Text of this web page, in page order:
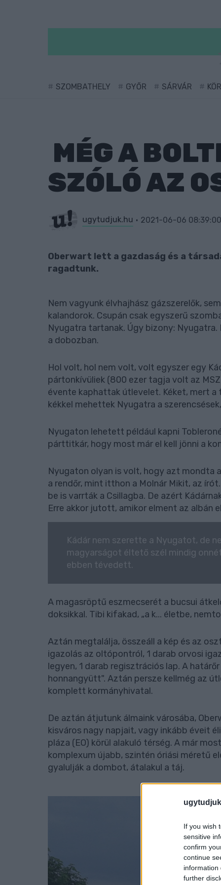
If you wish
sensitive
confirm
continue
information
further
SZOMBATHELY GYŐR SÁRVÁR
MÉG A
SZÓLÓ AZ
ugytudjuk.hu 2021-06-06 08:39:00
Oberwart lett a gazdaság és a
ragadtunk.
Nem vagyunk élvhajhász gázszerelők,
kalandorok. Csupán csak egyszerű
Nyugatra tartanak. Úgy bizony:
a dobozban.
Hol volt, hol nem volt, volt egyszer egy
pártonkívüliek (800 ezer tagja volt az
évente kaphattak útlevelet. Kéket, mert
kékkel mehettek Nyugatra a
Nyugaton lehetett például kapni
párttitkár, hogy most már el kell jönni a
Nyugaton olyan is volt, hogy azt mondta
a rendőr, mint itthon a Molnár Mikit, az
be is varrták a Csillagba. De azért
Erre akkor jutott, amikor elment az
Kádár nem szerette a Nyugatot, de
magyarságot éltető szél mindig
ebben tévedett.
A magasröptű eszmecserét a bucsui
doksikkal. Tibi kifakad, „a k... életbe,
Aztán megtalálja, összeáll a kép és az
igazolás az oltópontról, 1 darab orvosi
legyen, 1 darab regisztrációs lap. A
honnangyütt". Aztán persze kellmég az
komplett kormányhivatal.
De aztán átjutunk álmaink városába,
kisváros nagy napjait, vagy inkább éveit
pláza (EO) körül alakuló térség. A már
komplexum újabb, szintén óriási méretű
gyalulják a dombot, átalakul a táj.